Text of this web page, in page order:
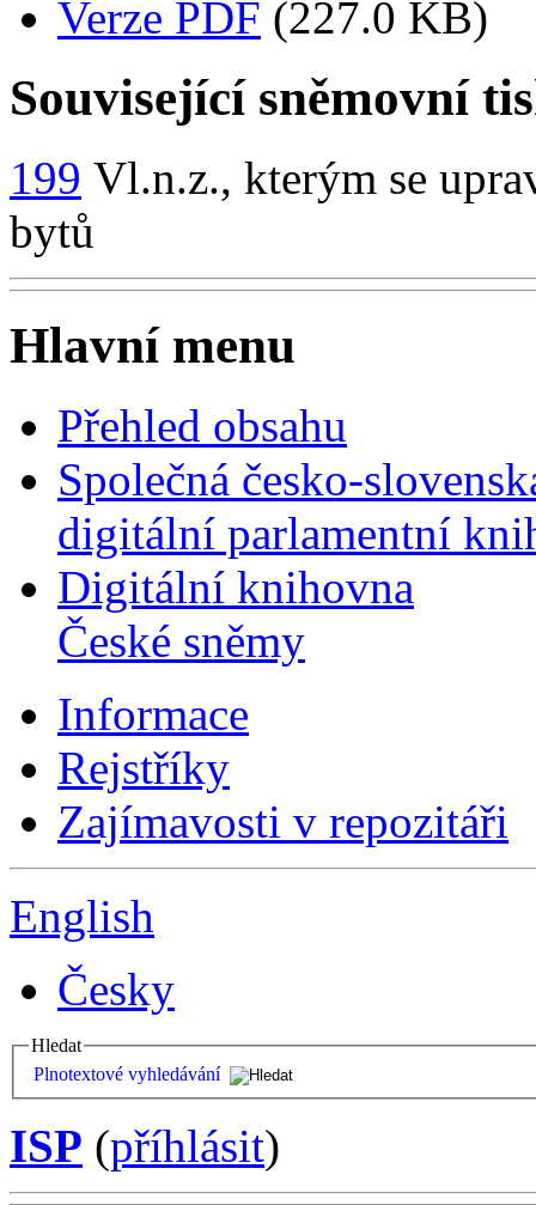
Verze PDF (227.0 KB)
Související sněmovní
199 Vl.n.z., kterým se
bytů
Hlavní menu
Přehled obsahu
Společná česko-
digitální parlamentní
Digitální knihovna
České sněmy
Informace
Rejstříky
Zajímavosti v repozitáři
English
Česky
Hledat
Plnotextové vyhledávání
ISP (příhlásit)